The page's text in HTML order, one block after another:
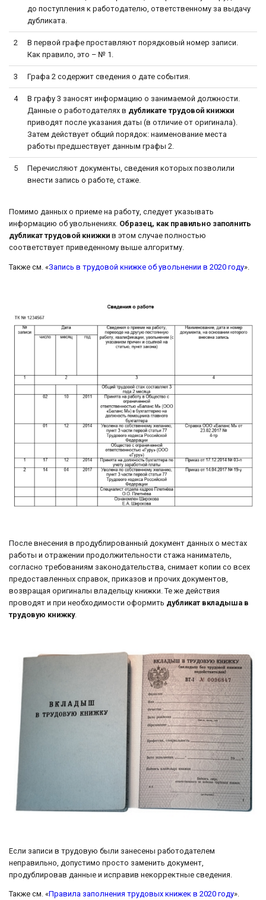
до поступления к работодателю, ответственному за выдачу
дубликата.
2
В первой графе проставляют порядковый номер записи.
Как правило, это – № 1.
3 Графа 2 содержит сведения о дате события.
4
В графу 3 заносят информацию о занимаемой должности.
Данные о работодателях в дубликате трудовой книжки
приводят после указания даты (в отличие от оригинала).
Затем действует общий порядок: наименование места
работы предшествует данным графы 2.
5
Перечисляют документы, сведения которых позволили
внести запись о работе, стаже.
Помимо данных о приеме на работу, следует указывать
информацию об увольнениях. Образец, как правильно заполнить
дубликат трудовой книжки в этом случае полностью
соответствует приведенному выше алгоритму.
Также см. «Запись в трудовой книжке об увольнении в 2020 году».
После внесения в продублированный документ данных о местах
работы и отражении продолжительности стажа наниматель,
согласно требованиям законодательства, снимает копии со всех
предоставленных справок, приказов и прочих документов,
возвращая оригиналы владельцу книжки. Те же действия
проводят и при необходимости оформить дубликат вкладыша в
трудовую книжку.
Если записи в трудовую были занесены работодателем
неправильно, допустимо просто заменить документ,
продублировав данные и исправив некорректные сведения.
Также см. «Правила заполнения трудовых книжек в 2020 году».